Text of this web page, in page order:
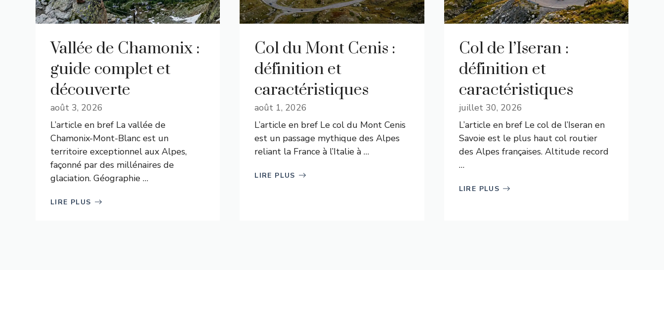
Vallée de Chamonix :
guide complet et
découverte
août 3, 2026
L’article en bref La vallée de
Chamonix-Mont-Blanc est un
territoire exceptionnel aux Alpes,
façonné par des millénaires de
glaciation. Géographie …
LIRE PLUS
Col du Mont Cenis :
définition et
caractéristiques
août 1, 2026
L’article en bref Le col du Mont Cenis
est un passage mythique des Alpes
reliant la France à l’Italie à …
LIRE PLUS
Col de l’Iseran :
définition et
caractéristiques
juillet 30, 2026
L’article en bref Le col de l’Iseran en
Savoie est le plus haut col routier
des Alpes françaises. Altitude record
…
LIRE PLUS